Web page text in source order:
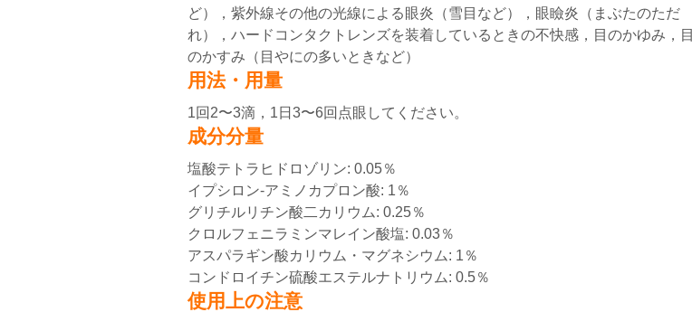
ど），紫外線その他の光線による眼炎（雪目など），眼瞼炎（まぶたのただ
れ），ハードコンタクトレンズを装着しているときの不快感，目のかゆみ，目
のかすみ（目やにの多いときなど）
用法・用量
1回2〜3滴，1日3〜6回点眼してください。
成分分量
塩酸テトラヒドロゾリン: 0.05％
イプシロン-アミノカプロン酸: 1％
グリチルリチン酸二カリウム: 0.25％
クロルフェニラミンマレイン酸塩: 0.03％
アスパラギン酸カリウム・マグネシウム: 1％
コンドロイチン硫酸エステルナトリウム: 0.5％
使用上の注意